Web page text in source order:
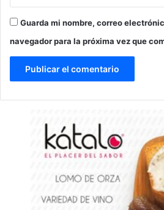
Guarda mi nombre, correo
navegador para la próxima vez que